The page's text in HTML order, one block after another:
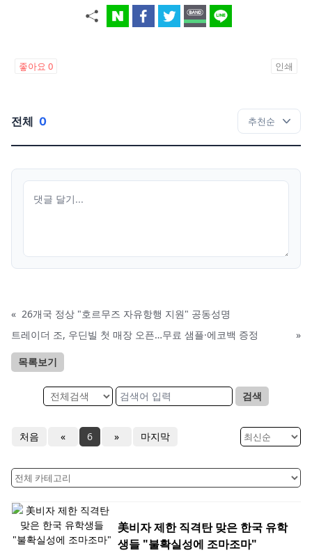
좋아요 0 인쇄
전체 0
« 26개국 정상 "호르무즈 자유항행 지원" 공동성명
트레이더 조, 우딘빌 첫 매장 오픈…무료 샘플·에코백 증정
»
목록보기
검색
처음 « 6 » 마지막
美비자 제한 직격탄 맞은 한국 유학
생들 "불확실성에 조마조마"